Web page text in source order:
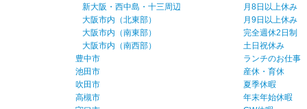
新大阪・西中島・十三周辺
大阪市内（北東部）
大阪市内（南東部）
大阪市内（南西部）
豊中市
池田市
吹田市
高槻市
月8日以上休み
月9日以上休み
完全週休2日制
土日祝休み
ランチのお仕事
産休・育休
夏季休暇
年末年始休暇